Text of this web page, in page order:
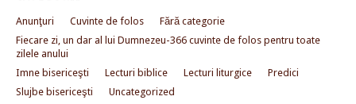
Anunţuri Cuvinte de folos
Fără categorie
Fiecare zi, un dar al lui Dumnezeu-366 cuvinte de folos pentru toate
zilele anului
Imne bisericeşti
Lecturi biblice Lecturi liturgice
Predici
Slujbe bisericeşti
Uncategorized